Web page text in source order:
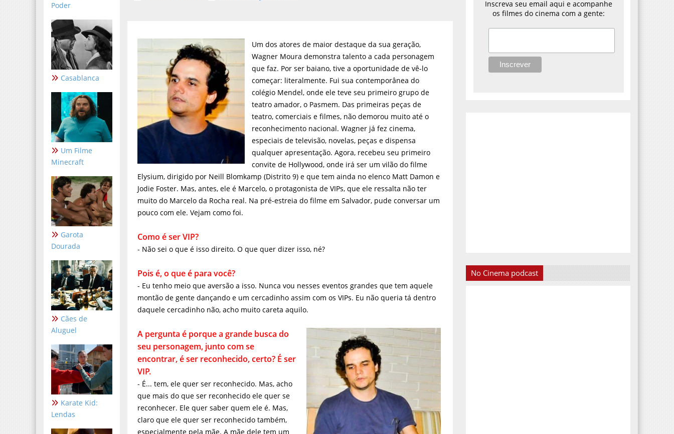
Poder
Casablanca
Um Filme
Minecraft
Garota
Dourada
Cães de
Aluguel
Karate Kid:
Lendas
Um dos atores de maior destaque da sua geração,
Wagner Moura demonstra talento a cada personagem
que faz. Por ser baiano, tive a oportunidade de vê-lo
começar: literalmente. Fui sua contemporânea do
colégio Mendel, onde ele teve seu primeiro grupo de
teatro amador, o Pasmem. Das primeiras peças de
teatro, comerciais e filmes, não demorou muito até o
reconhecimento nacional. Wagner já fez cinema,
especiais de televisão, novelas, peças e dispensa
qualquer apresentação. Agora, recebeu seu primeiro
convite de Hollywood, onde irá ser um vilão do filme
Elysium, dirigido por Neill Blomkamp (Distrito 9) e que tem ainda no elenco Matt Damon e
Jodie Foster. Mas, antes, ele é Marcelo, o protagonista de VIPs, que ele ressalta não ter
muito do Marcelo da Rocha real. Na pré-estreia do filme em Salvador, pude conversar um
pouco com ele. Vejam como foi.
Como é ser VIP?
- Não sei o que é isso direito. O que quer dizer isso, né?
Pois é, o que é para você?
- Eu tenho meio que aversão a isso. Nunca vou nesses eventos grandes que tem aquele
montão de gente dançando e um cercadinho assim com os VIPs. Eu não queria tá dentro
daquele cercadinho não, acho muito careta aquilo.
A pergunta é porque a grande busca do seu
personagem, junto com se encontrar, é ser
reconhecido, certo? É ser VIP.
- É... tem, ele quer ser reconhecido. Mas, acho
que mais do que ser reconhecido ele quer se
reconhecer. Ele quer saber quem ele é. Mas,
claro que ele quer ser reconhecido também,
especialmente pela mãe. A mãe dele tem um
papel bem importante na história dele. Porque
Inscreva seu email aqui e acompanhe
os filmes do cinema com a gente:
No Cinema podcast